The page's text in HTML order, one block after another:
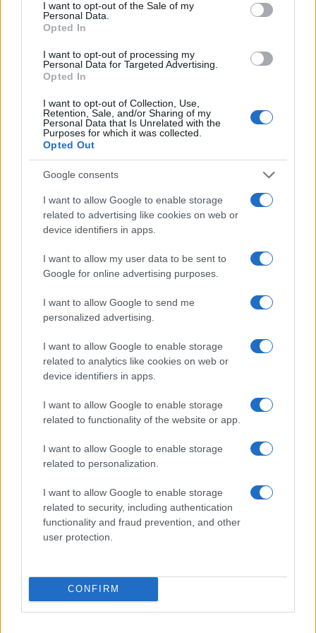
I want to opt-out of the Sale of my
Personal Data.
Opted In
I want to opt-out of processing my
Personal Data for Targeted Advertising.
Opted In
I want to opt-out of Collection, Use,
Retention, Sale, and/or Sharing of my
Personal Data that Is Unrelated with the
Purposes for which it was collected.
Opted Out
Google consents
I want to allow Google to enable storage
related to advertising like cookies on web or
device identifiers in apps.
I want to allow my user data to be sent to
Google for online advertising purposes.
I want to allow Google to send me
personalized advertising.
I want to allow Google to enable storage
related to analytics like cookies on web or
device identifiers in apps.
I want to allow Google to enable storage
related to functionality of the website or app.
I want to allow Google to enable storage
related to personalization.
I want to allow Google to enable storage
related to security, including authentication
functionality and fraud prevention, and other
user protection.
CONFIRM
NECROLOGIE
Mario Malu
Paolo Pinna
Martina Agostina Diturco
I nostri cari
I nostri cari
I nostri cari
Giovannimaria Cabras